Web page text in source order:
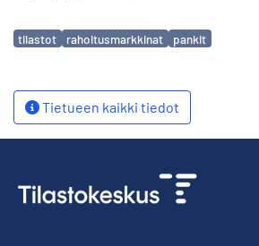
Avainsanat
tilastot rahoitusmarkkinat pankit
Tietueen kaikki tiedot